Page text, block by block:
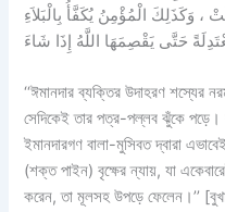
، وَكَذَلِكَ الْمُؤْمِنُ يُكَفَّأُ بِالْبَلاَءِ
‘‘‌ঈমানদার ব্যক্তির উদাহরণ শস্যের
সেদিকেই তার পত্র-পল্লব ঝুঁকে পড়ে।
ইমানদারগণ বালা-মুসিবত দ্বারা
(শক্ত পাইন) বৃক্ষের ন্যায়, যা
করেন, তা মূলসহ উপড়ে ফেলেন।’’